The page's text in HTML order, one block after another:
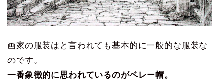
画家の服装はと言われても基本的に一般的な服装な
のです。
一番象徴的に思われているのがベレー帽。